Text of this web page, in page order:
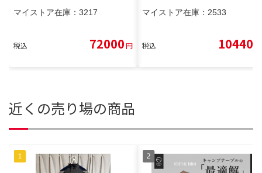
マイストア在庫： 3217
税込 72000円
マイストア在庫： 2533
税込 10440
近くの売り場の商品